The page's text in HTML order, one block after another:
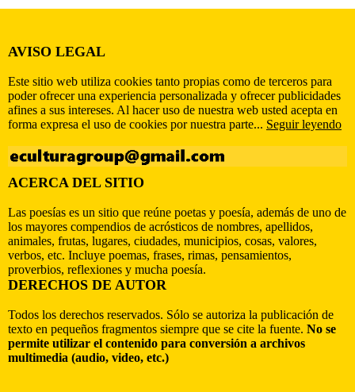
AVISO LEGAL
Este sitio web utiliza cookies tanto propias como de terceros para
poder ofrecer una experiencia personalizada y ofrecer publicidades
afines a sus intereses. Al hacer uso de nuestra web usted acepta en
forma expresa el uso de cookies por nuestra parte... Seguir leyendo
ACERCA DEL SITIO
Las poesías es un sitio que reúne poetas y poesía, además de uno de
los mayores compendios de acrósticos de nombres, apellidos,
animales, frutas, lugares, ciudades, municipios, cosas, valores,
verbos, etc. Incluye poemas, frases, rimas, pensamientos,
proverbios, reflexiones y mucha poesía.
DERECHOS DE AUTOR
Todos los derechos reservados. Sólo se autoriza la publicación de
texto en pequeños fragmentos siempre que se cite la fuente. No se
permite utilizar el contenido para conversión a archivos
multimedia (audio, video, etc.)